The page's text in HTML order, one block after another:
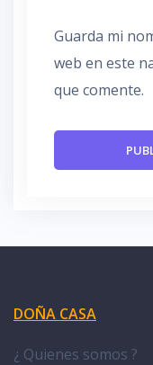
Guarda mi
web en este
que comente.
DOÑA CASA
¿ Quienes somos ?